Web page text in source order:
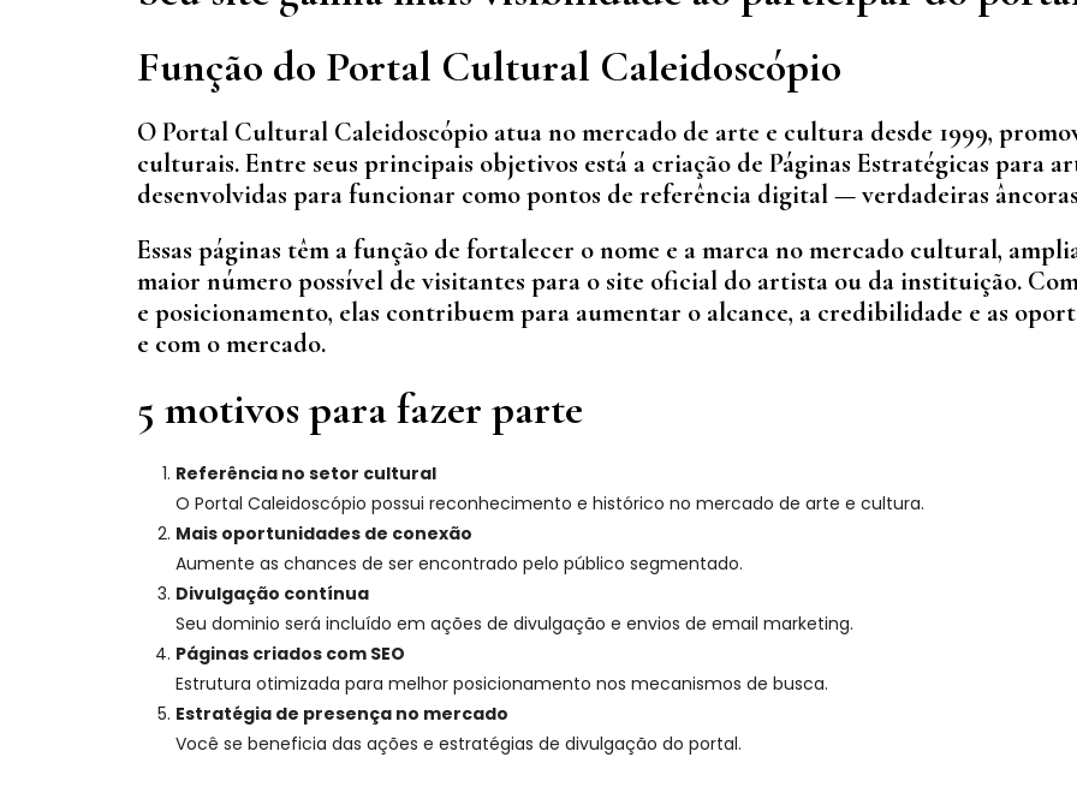
Função do Portal Cultural Caleidoscópio
O Portal Cultural Caleidoscópio atua no mercado de arte e cultura desde 1999,
culturais. Entre seus principais objetivos está a criação de Páginas Estratégicas para
desenvolvidas para funcionar como pontos de referência digital — verdadeiras
Essas páginas têm a função de fortalecer o nome e a marca no mercado cultural,
maior número possível de visitantes para o site oficial do artista ou da instituição.
e posicionamento, elas contribuem para aumentar o alcance, a credibilidade e as
e com o mercado.
5 motivos para fazer parte
Referência no setor cultural
O Portal Caleidoscópio possui reconhecimento e histórico no mercado de arte e cultura.
Mais oportunidades de conexão
Aumente as chances de ser encontrado pelo público segmentado.
Divulgação contínua
Seu dominio será incluído em ações de divulgação e envios de email marketing.
Páginas criados com SEO
Estrutura otimizada para melhor posicionamento nos mecanismos de busca.
Estratégia de presença no mercado
Você se beneficia das ações e estratégias de divulgação do portal.